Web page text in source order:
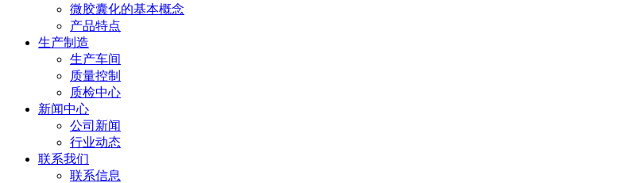
微胶囊化的基本概念
产品特点
生产制造
生产车间
质量控制
质检中心
新闻中心
公司新闻
行业动态
联系我们
联系信息